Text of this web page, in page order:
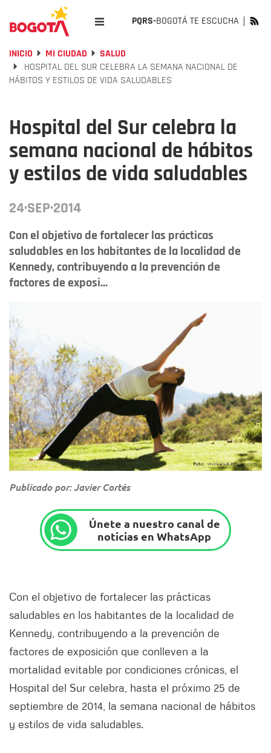
PQRS-BOGOTÁ TE ESCUCHA
INICIO MI CIUDAD
SALUD
HOSPITAL DEL SUR CELEBRA LA SEMANA NACIONAL DE
HÁBITOS Y ESTILOS DE VIDA SALUDABLES
Hospital del Sur celebra la
semana nacional de hábitos
y estilos de vida saludables
24·SEP·2014
Con el objetivo de fortalecer las prácticas
saludables en los habitantes de la localidad de
Kennedy, contribuyendo a la prevención de
factores de exposi...
Publicado por: Javier Cortés
Únete a nuestro canal de
noticias en WhatsApp
Con el objetivo de fortalecer las prácticas
saludables en los habitantes de la localidad de
Kennedy, contribuyendo a la prevención de
factores de exposición que conlleven a la
mortalidad evitable por condiciones crónicas, el
Hospital del Sur celebra, hasta el próximo 25 de
septiembre de 2014, la semana nacional de hábitos
y estilos de vida saludables.